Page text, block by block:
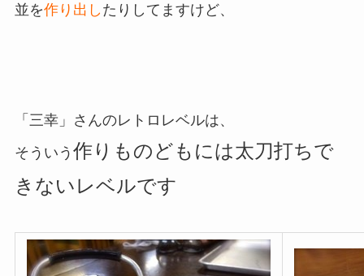
並を作り出し たりしてますけど、
「三幸」さんのレトロレベルは、
そういう 作りものどもには太刀打ちで
きないレベルです